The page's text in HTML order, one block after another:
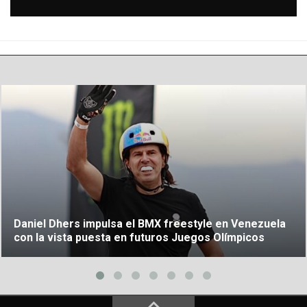
Daniel Dhers impulsa el BMX freestyle en Venezuela
con la vista puesta en futuros Juegos Olímpicos